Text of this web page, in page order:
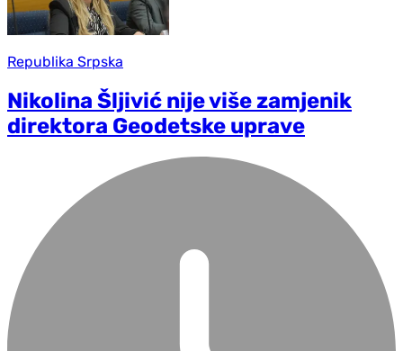
Republika Srpska
Nikolina Šljivić nije više zamjenik
direktora Geodetske uprave